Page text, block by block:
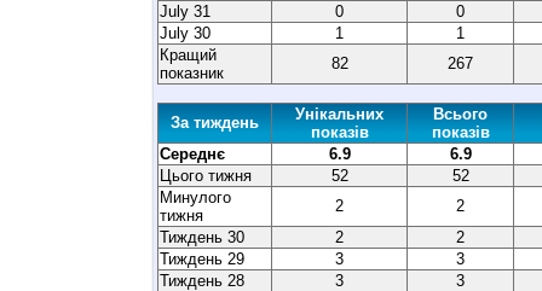
July 31
0
0
July 30
1
1
Кращий
показник
82 267
За тиждень
Унікальних
показів
Всього
показів
Середнє
6.9
6.9
Цього тижня
52
52
Минулого
тижня
2
2
Тиждень 30
2
2
Тиждень 29
3
3
Тиждень 28
3
3